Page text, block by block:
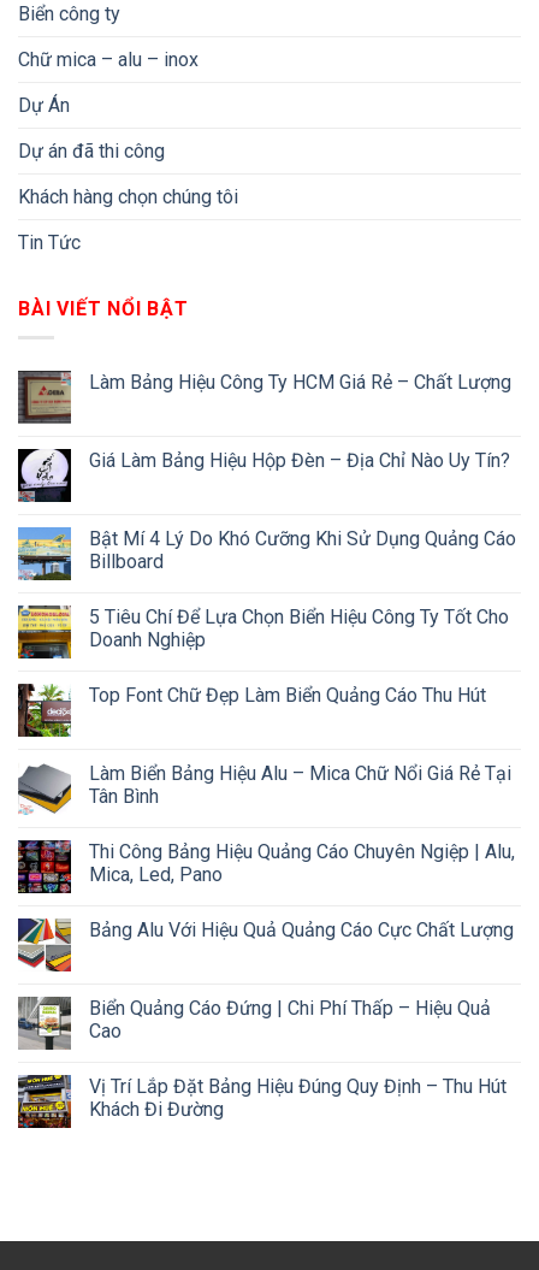
Biển công ty
Chữ mica – alu – inox
Dự Án
Dự án đã thi công
Khách hàng chọn chúng tôi
Tin Tức
BÀI VIẾT NỔI BẬT
Làm Bảng Hiệu Công Ty HCM Giá Rẻ – Chất Lượng
Giá Làm Bảng Hiệu Hộp Đèn – Địa Chỉ Nào Uy Tín?
Bật Mí 4 Lý Do Khó Cưỡng Khi Sử Dụng Quảng Cáo
Billboard
5 Tiêu Chí Để Lựa Chọn Biển Hiệu Công Ty Tốt Cho
Doanh Nghiệp
Top Font Chữ Đẹp Làm Biển Quảng Cáo Thu Hút
Làm Biển Bảng Hiệu Alu – Mica Chữ Nổi Giá Rẻ Tại
Tân Bình
Thi Công Bảng Hiệu Quảng Cáo Chuyên Ngiệp | Alu,
Mica, Led, Pano
Bảng Alu Với Hiệu Quả Quảng Cáo Cực Chất Lượng
Biển Quảng Cáo Đứng | Chi Phí Thấp – Hiệu Quả
Cao
Vị Trí Lắp Đặt Bảng Hiệu Đúng Quy Định – Thu Hút
Khách Đi Đường